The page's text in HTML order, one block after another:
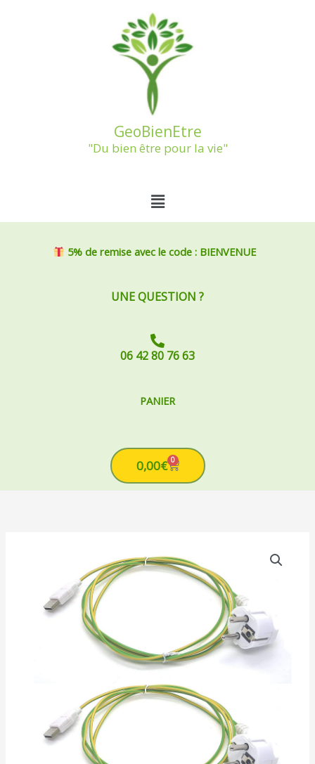
GeoBienEtre
"Du bien être pour la vie"
Menu
5% de remise avec le code : BIENVENUE
UNE QUESTION ?
06 42 80 76 63
PANIER
0,00€ 0
Cart